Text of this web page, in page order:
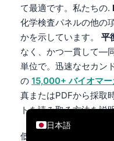
て最適です。私たちの.
化学検査パネルの他の
かを示しています。 平
なく、かつ一貫して—
単位で。迅速なセカン
の 15,000+ バイオマ
真またはPDFから採取
トを読み取る方法を説
低値が1つあることは
日本語
English
Deutsch
العربية
Français
עִבְרִית
Italiano